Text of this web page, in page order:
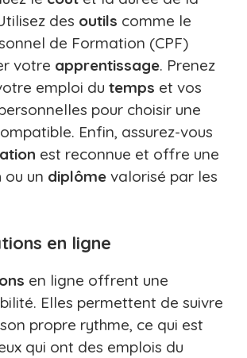
des outils comme le
de Formation (CPF)
votre apprentissage. Prenez
emploi du temps et vos
pour choisir une
Enfin, assurez-vous
est reconnue et offre une
ou un diplôme valorisé par les
en ligne
en ligne offrent une
Elles permettent de suivre
propre rythme, ce qui est
qui ont des emplois du